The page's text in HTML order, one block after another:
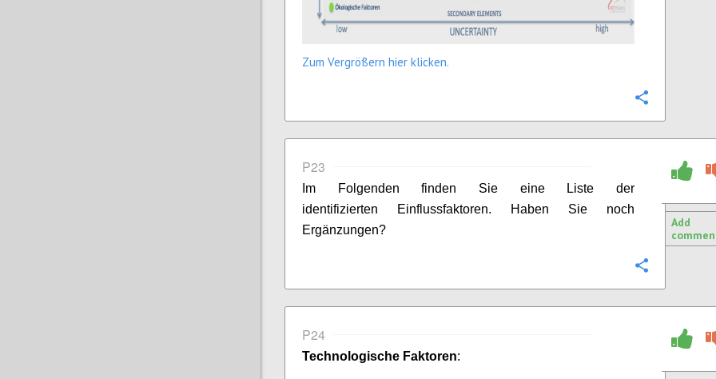
Zum Vergrößern hier klicken.
P23
Im Folgenden finden Sie eine Liste der
identifizierten Einflussfaktoren. Haben Sie noch
Ergänzungen?
Add
P24
Technologische Faktoren: